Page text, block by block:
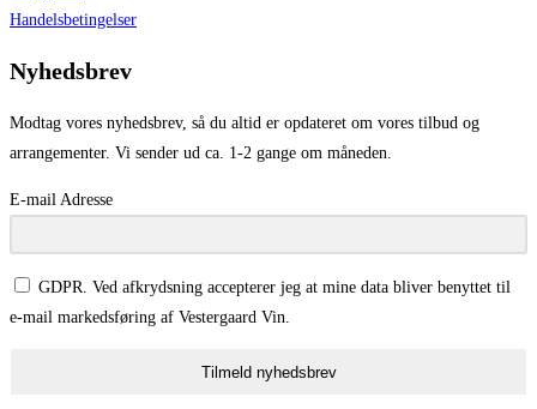
Handelsbetingelser
Nyhedsbrev
Modtag vores nyhedsbrev, så du altid er opdateret om vores tilbud og
arrangementer. Vi sender ud ca. 1-2 gange om måneden.
E-mail Adresse
GDPR. Ved afkrydsning accepterer jeg at mine data bliver benyttet til
e-mail markedsføring af Vestergaard Vin.
Tilmeld nyhedsbrev